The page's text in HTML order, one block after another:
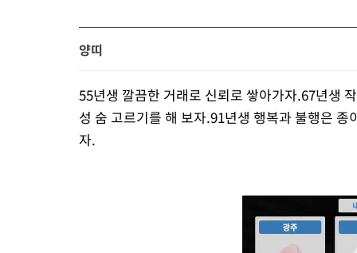
양띠
55년생 깔끔한 거래로 신뢰로 쌓아가자.67년생
성 숨 고르기를 해 보자.91년생 행복과 불행은
자.